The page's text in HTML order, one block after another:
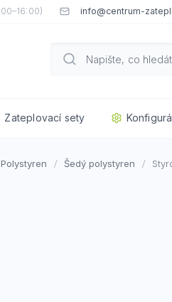
info@centrum-
Zateplovací sety
Polystyren Šedý polystyren